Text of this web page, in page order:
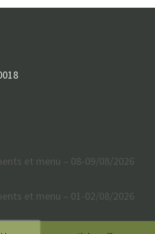
et menu – 08-09/08/2026
et menu – 01-02/08/2026